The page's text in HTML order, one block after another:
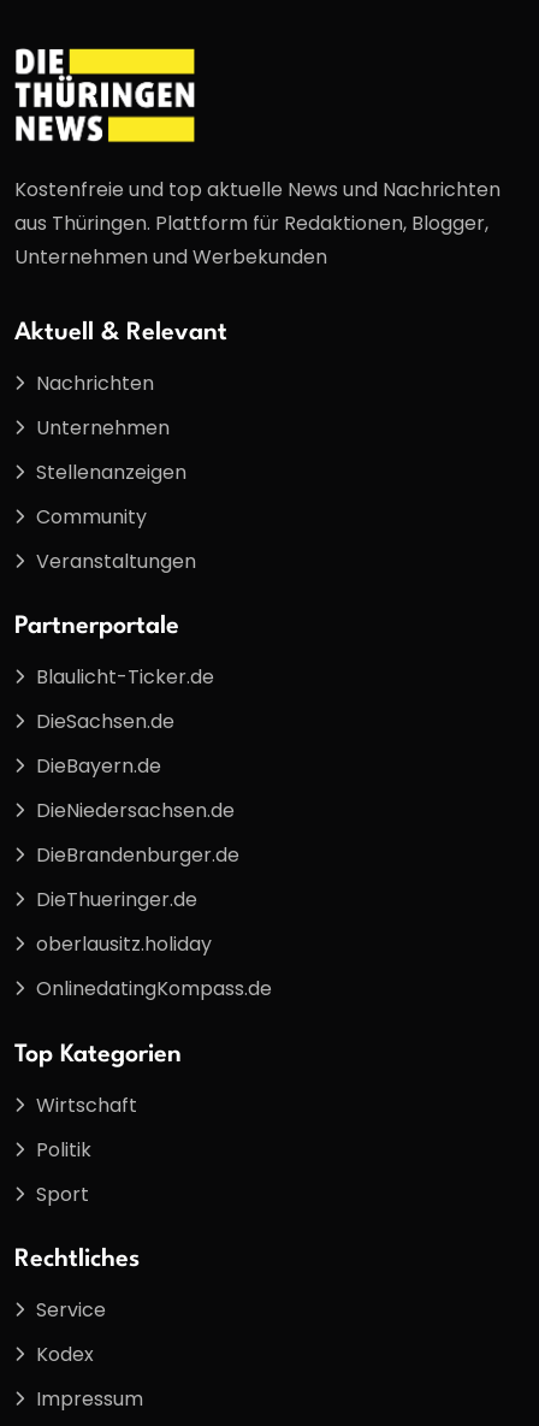
Kostenfreie und top aktuelle News und Nachrichten
aus Thüringen. Plattform für Redaktionen, Blogger,
Unternehmen und Werbekunden
Aktuell & Relevant
Nachrichten
Unternehmen
Stellenanzeigen
Community
Veranstaltungen
Partnerportale
Blaulicht-Ticker.de
DieSachsen.de
DieBayern.de
DieNiedersachsen.de
DieBrandenburger.de
DieThueringer.de
oberlausitz.holiday
OnlinedatingKompass.de
Top Kategorien
Wirtschaft
Politik
Sport
Rechtliches
Service
Kodex
Impressum